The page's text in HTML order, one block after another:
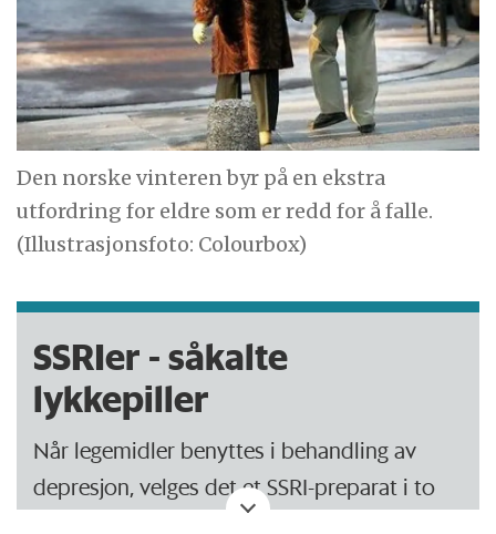
Den norske vinteren byr på en ekstra
utfordring for eldre som er redd for å falle.
(Illustrasjonsfoto: Colourbox)
SSRIer - såkalte
lykkepiller
Når legemidler benyttes i behandling av
depresjon, velges det et SSRI-preparat i to